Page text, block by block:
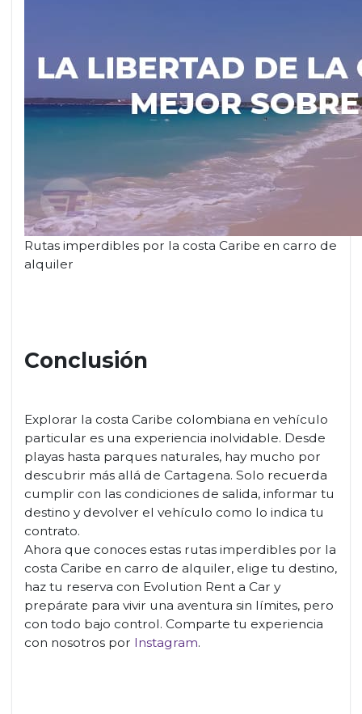
Rutas imperdibles por la costa Caribe en carro de
alquiler
Conclusión
Explorar la costa Caribe colombiana en vehículo
particular es una experiencia inolvidable. Desde
playas hasta parques naturales, hay mucho por
descubrir más allá de Cartagena. Solo recuerda
cumplir con las condiciones de salida, informar tu
destino y devolver el vehículo como lo indica tu
contrato.
Ahora que conoces estas rutas imperdibles por la
costa Caribe en carro de alquiler, elige tu destino,
haz tu reserva con Evolution Rent a Car y
prepárate para vivir una aventura sin límites, pero
con todo bajo control. Comparte tu experiencia
con nosotros por Instagram.